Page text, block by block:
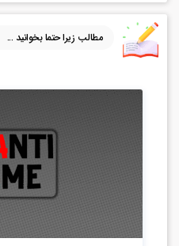
مطالب زیرا حتما بخوانید ...